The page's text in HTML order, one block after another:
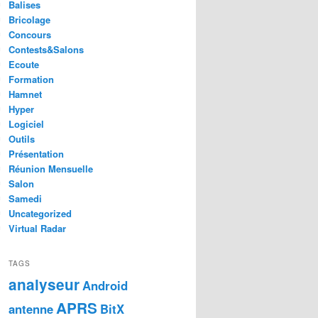
Balises
Bricolage
Concours
Contests&Salons
Ecoute
Formation
Hamnet
Hyper
Logiciel
Outils
Présentation
Réunion Mensuelle
Salon
Samedi
Uncategorized
Virtual Radar
TAGS
analyseurAndroid
antenneAPRS BitX